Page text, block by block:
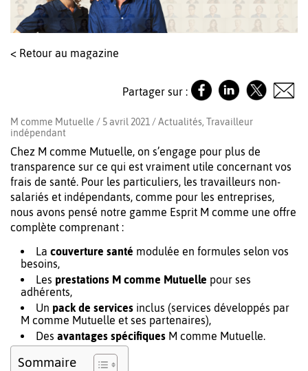
< Retour au magazine
Partager sur :
M comme Mutuelle / 5 avril 2021 /Actualités, Travailleur
indépendant
Chez M comme Mutuelle, on s’engage pour plus de
transparence sur ce qui est vraiment utile concernant vos
frais de santé. Pour les particuliers, les travailleurs non-
salariés et indépendants, comme pour les entreprises,
nous avons pensé notre gamme Esprit M comme une offre
complète comprenant :
La couverture santé modulée en formules selon vos
besoins,
Les prestations M comme Mutuelle pour ses
adhérents,
Un pack de services inclus (services développés par
M comme Mutuelle et ses partenaires),
Des avantages spécifiques M comme Mutuelle.
Sommaire